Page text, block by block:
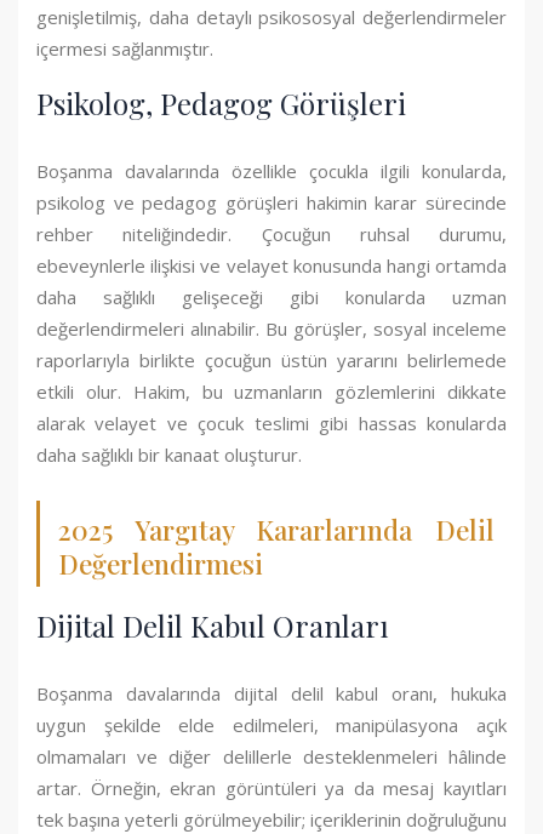
genişletilmiş, daha detaylı psikososyal değerlendirmeler
içermesi sağlanmıştır.
Psikolog, Pedagog Görüşleri
Boşanma davalarında özellikle çocukla ilgili konularda,
psikolog ve pedagog görüşleri hakimin karar sürecinde
rehber niteliğindedir. Çocuğun ruhsal durumu,
ebeveynlerle ilişkisi ve velayet konusunda hangi ortamda
daha sağlıklı gelişeceği gibi konularda uzman
değerlendirmeleri alınabilir. Bu görüşler, sosyal inceleme
raporlarıyla birlikte çocuğun üstün yararını belirlemede
etkili olur. Hakim, bu uzmanların gözlemlerini dikkate
alarak velayet ve çocuk teslimi gibi hassas konularda
daha sağlıklı bir kanaat oluşturur.
2025 Yargıtay Kararlarında Delil
Değerlendirmesi
Dijital Delil Kabul Oranları
Boşanma davalarında dijital delil kabul oranı, hukuka
uygun şekilde elde edilmeleri, manipülasyona açık
olmamaları ve diğer delillerle desteklenmeleri hâlinde
artar. Örneğin, ekran görüntüleri ya da mesaj kayıtları
tek başına yeterli görülmeyebilir; içeriklerinin doğruluğunu